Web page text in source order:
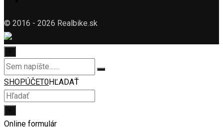
© 2016 - 2026 Realbike.sk
SHOPÚČET0HĽADAŤ
Online formulár